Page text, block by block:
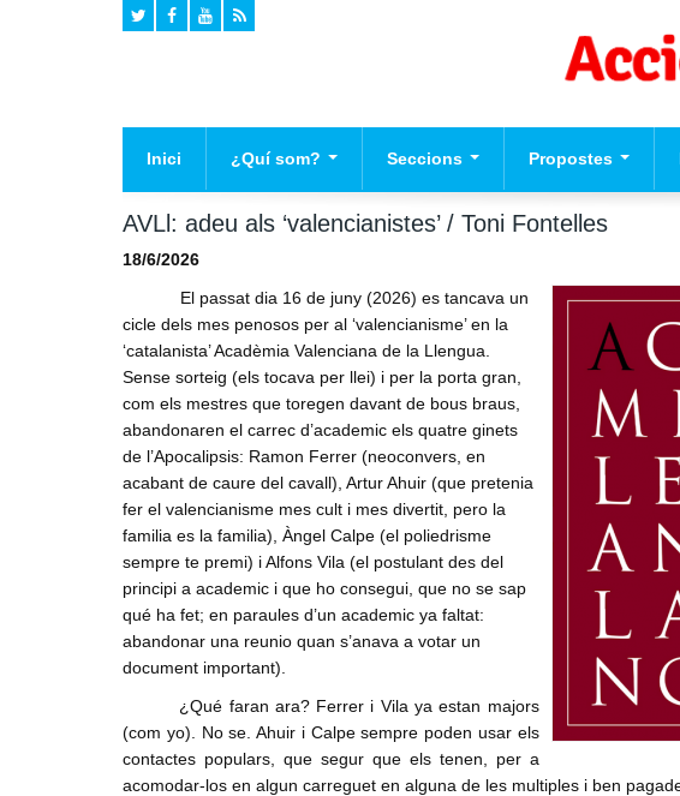
Inici ¿Quí som?
Historia
Seccions
Agenda
Mig ambient
Cultura
Valencianisme
Infraestructures
Politica
Opinio
Societat
Denuncia social
ACNV
Economia
Propostes
Eleccions Europees
AVLl: adeu als ‘valencianistes’ / Toni Fontelles
18/6/2026
El passat dia 16 de juny (2026) es tancava un
cicle dels mes penosos per al ‘valencianisme’ en la
‘catalanista’ Acadèmia Valenciana de la Llengua.
Sense sorteig (els tocava per llei) i per la porta gran,
com els mestres que toregen davant de bous braus,
abandonaren el carrec d’academic els quatre ginets
de l’Apocalipsis: Ramon Ferrer (neoconvers, en
acabant de caure del cavall), Artur Ahuir (que pretenia
fer el valencianisme mes cult i mes divertit, pero la
familia es la familia), Àngel Calpe (el poliedrisme
sempre te premi) i Alfons Vila (el postulant des del
principi a academic i que ho consegui, que no se sap
qué ha fet; en paraules d’un academic ya faltat:
abandonar una reunio quan s’anava a votar un
document important).
¿Qué faran ara? Ferrer i Vila ya estan majors
(com yo). No se. Ahuir i Calpe sempre poden usar els
contactes populars, que segur que els tenen, per a
acomodar-los en algun carreguet en alguna de les multiples i ben